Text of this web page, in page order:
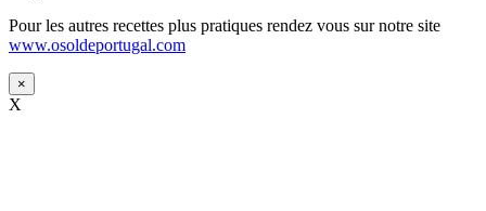
Pour les autres recettes plus pratiques rendez vous sur notre site
www.osoldeportugal.com
×
X